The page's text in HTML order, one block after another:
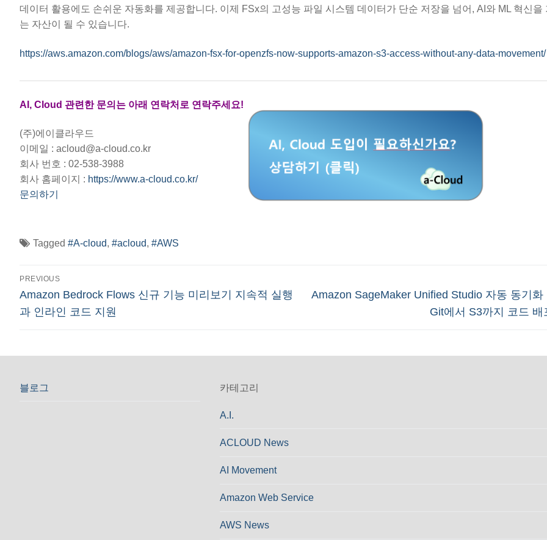
데이터 활용에도 손쉬운 자동화를 제공합니다. 이제 FSx의 고성능 파일 시스템 데이터가 단순 저장을 넘어, AI와 ML 혁신을
는 자산이 될 수 있습니다.
https://aws.amazon.com/blogs/aws/amazon-fsx-for-openzfs-now-supports-amazon-s3-access-without-any-data-movement/
AI, Cloud 관련한 문의는 아래 연락처로 연락주세요!
(주)에이클라우드
이메일 : acloud@a-cloud.co.kr
회사 번호 : 02-538-3988
회사 홈페이지 : https://www.a-cloud.co.kr/
문의하기
Tagged #A-cloud, #acloud, #AWS
글
탐
색
PREVIOUS
Previous
post:
Amazon Bedrock Flows 신규 기능 미리보기 지속적 실행
과 인라인 코드 지원
Next
Amazon SageMaker Unified Studio 자동 동기화
Git에서 S3까지 코드 배
블로그 카테고리
A.I.
ACLOUD News
AI Movement
Amazon Web Service
AWS News